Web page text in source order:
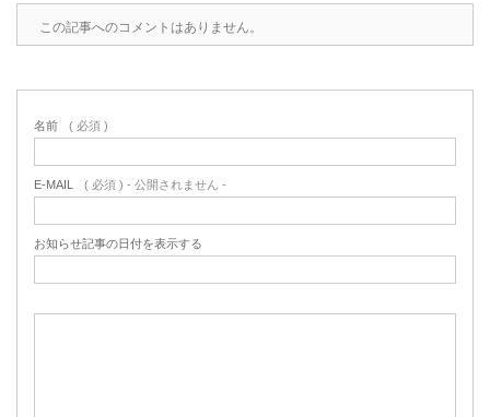
この記事へのコメントはありません。
名前 ( 必須 )
E-MAIL ( 必須 ) - 公開されません -
お知らせ記事の日付を表示する